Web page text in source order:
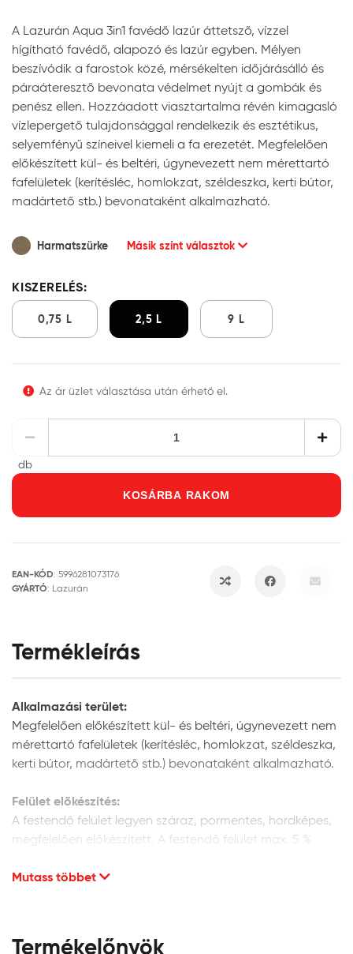
A Lazurán Aqua 3in1 favédő lazúr áttetsző, vízzel
hígítható favédő, alapozó és lazúr egyben. Mélyen
beszívódik a farostok közé, mérsékelten időjárásálló és
páraáteresztő bevonata védelmet nyújt a gombák és
penész ellen. Hozzáadott viasztartalma révén kimagasló
vízlepergető tulajdonsággal rendelkezik és esztétikus,
selyemfényű színeivel kiemeli a fa erezetét. Megfelelően
előkészített kül- és beltéri, úgynevezett nem mérettartó
fafelületek (kerítésléc, homlokzat, széldeszka, kerti bútor,
madártető stb.) bevonataként alkalmazható.
Harmatszürke Másik színt választok
KISZERELÉS:
0,75 L 2,5 L 9 L
Az ár üzlet választása után érhető el.
db
KOSÁRBA RAKOM
EAN-KÓD: 5996281073176
GYÁRTÓ: Lazurán
Termékleírás
Alkalmazási terület:
Megfelelően előkészített kül- és beltéri, úgynevezett nem
mérettartó fafelületek (kerítésléc, homlokzat, széldeszka,
kerti bútor, madártető stb.) bevonataként alkalmazható.
Felület előkészítés:
A festendő felület legyen száraz, pormentes, hordképes,
megfelelően előkészített. A festendő felület max. 5 %
Mutass többet
Termékelőnyök